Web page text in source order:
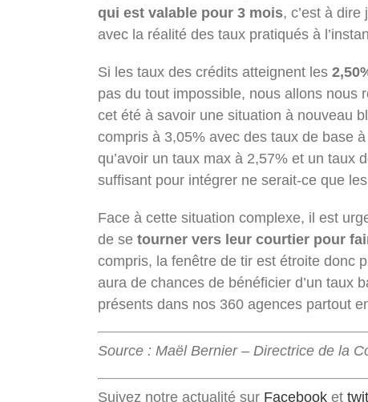
qui est valable pour 3 mois, c’est à dire
avec la réalité des taux pratiqués à
Si les taux des crédits atteignent les
pas du tout impossible, nous allons nous
cet été à savoir une situation à nouveau
compris à 3,05% avec des taux de base
qu’avoir un taux max à 2,57% et un taux
suffisant pour intégrer ne serait-ce que
Face à cette situation complexe, il est
de se tourner vers leur courtier pour
compris, la fenêtre de tir est étroite donc
aura de chances de bénéficier d’un taux
présents dans nos 360 agences partout
Source : Maël Bernier – Directrice de la
Suivez notre actualité sur Facebook et